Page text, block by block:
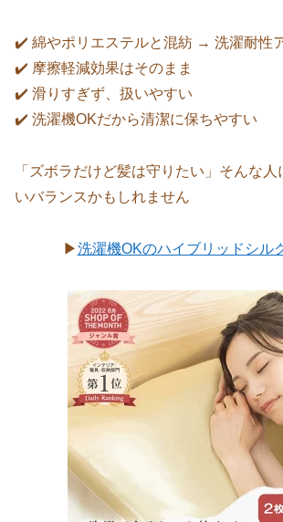
✔️ 綿やポリエステルと混紡 → 洗濯耐性
✔️ 摩擦軽減効果はそのまま
✔️ 滑りすぎず、扱いやすい
✔️ 洗濯機OKだから清潔に保ちやすい
「ズボラだけど髪は守りたい」そんな
いバランスかもしれません
▶洗濯機OKのハイブリッドシル